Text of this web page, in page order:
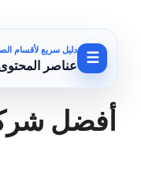
☰
دليل سريع لأقسام
عناصر
أفضل